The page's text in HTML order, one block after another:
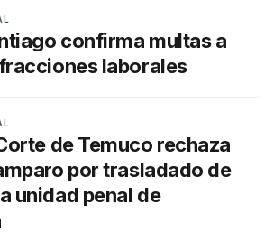
confirma multas a
laborales
de Temuco rechaza
por trasladado de
unidad penal de